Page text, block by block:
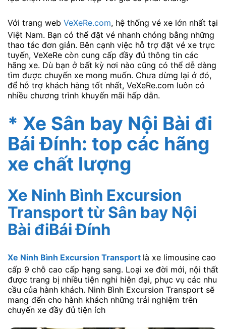
Với trang web VeXeRe.com, hệ thống vé xe lớn nhất tại
Việt Nam. Bạn có thể đặt vé nhanh chóng bằng những
thao tác đơn giản. Bên cạnh việc hỗ trợ đặt vé xe trực
tuyến, VeXeRe còn cung cấp đầy đủ thông tin các
hãng xe. Dù bạn ở bất kỳ nơi nào cũng có thể dễ dàng
tìm được chuyến xe mong muốn. Chưa dừng lại ở đó,
để hỗ trợ khách hàng tốt nhất, VeXeRe.com luôn có
nhiều chương trình khuyến mãi hấp dẫn.
* Xe Sân bay Nội Bài đi
Bái Đính: top các hãng
xe chất lượng
Xe Ninh Bình Excursion
Transport từ Sân bay Nội
Bài điBái Đính
Xe Ninh Bình Excursion Transport là xe limousine cao
cấp 9 chỗ cao cấp hạng sang. Loại xe đời mới, nội thất
được trang bị nhiều tiện nghi hiện đại, phục vụ các nhu
cầu của hành khách. Ninh Bình Excursion Transport sẽ
mang đến cho hành khách những trải nghiệm trên
chuyến xe đầy đủ tiện ích